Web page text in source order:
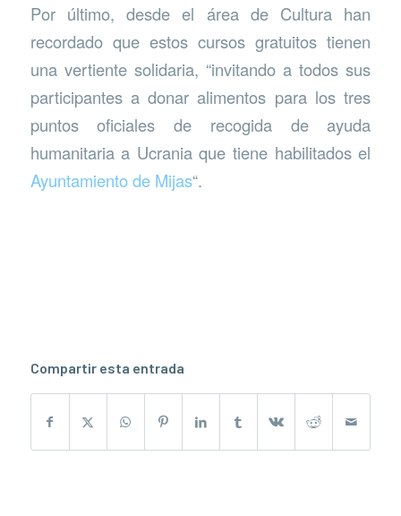
Por último, desde el área de Cultura han
recordado que estos cursos gratuitos tienen
una vertiente solidaria, “invitando a todos sus
participantes a donar alimentos para los tres
puntos oficiales de recogida de ayuda
humanitaria a Ucrania que tiene habilitados el
Ayuntamiento de Mijas“.
Compartir esta entrada